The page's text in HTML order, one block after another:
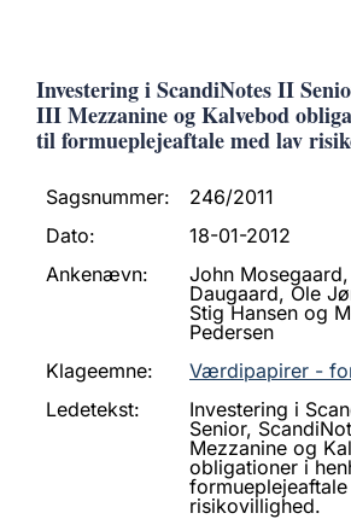
Investering i ScandiNotes II
III Mezzanine og Kalvebod
til formueplejeaftale med lav
Sagsnummer:
246/2011
Dato:
18-01-2012
Ankenævn:
John
Daugaard, Ole
Stig Hansen og
Pedersen
Klageemne:
Værdipapirer -
Ledetekst:
Investering i
Senior,
Mezzanine og
obligationer i
risikovillighed.